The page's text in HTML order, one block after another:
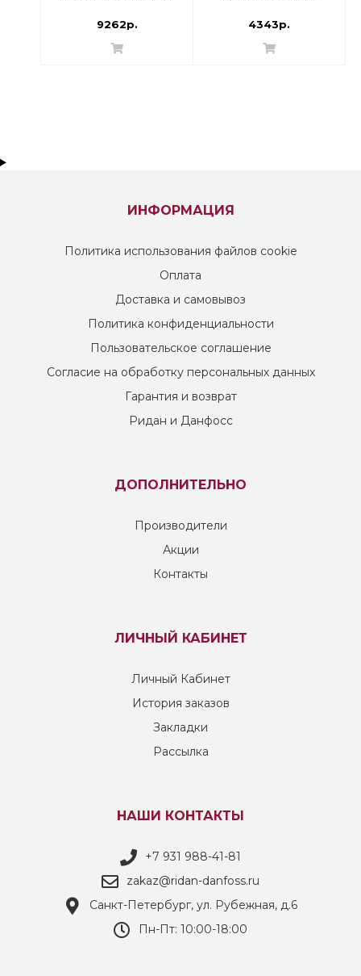
013G7719
9262р. 4343р.
ИНФОРМАЦИЯ
Политика использования файлов cookie
Оплата
Доставка и самовывоз
Политика конфиденциальности
Пользовательское соглашение
Согласие на обработку персональных данных
Гарантия и возврат
Ридан и Данфосс
ДОПОЛНИТЕЛЬНО
Производители
Акции
Контакты
ЛИЧНЫЙ КАБИНЕТ
Личный Кабинет
История заказов
Закладки
Рассылка
НАШИ КОНТАКТЫ
+7 931 988-41-81
zakaz@ridan-danfoss.ru
Санкт-Петербург, ул. Рубежная, д.6
Пн-Пт: 10:00-18:00